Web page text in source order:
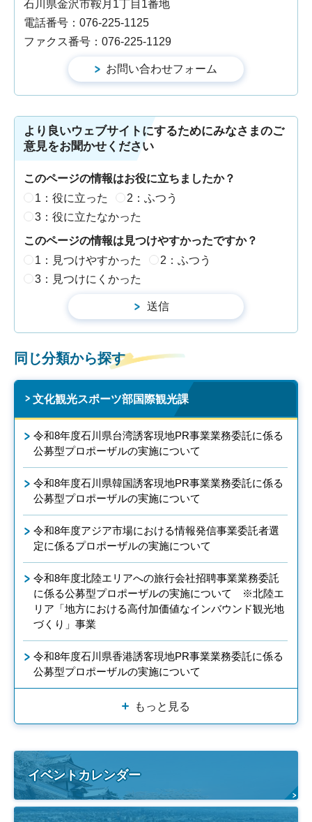
石川県金沢市鞍月1丁目1番地
電話番号：076-225-1125
ファクス番号：076-225-1129
より良いウェブサイトにするためにみなさまのご
意見をお聞かせください
このページの情報はお役に立ちましたか？
1：役に立った
2：ふつう
3：役に立たなかった
このページの情報は見つけやすかったですか？
1：見つけやすかった
2：ふつう
3：見つけにくかった
同じ分類から探す
文化観光スポーツ部国際観光課
令和8年度石川県台湾誘客現地PR事業業務委託に係る
公募型プロポーザルの実施について
令和8年度石川県韓国誘客現地PR事業業務委託に係る
公募型プロポーザルの実施について
令和8年度アジア市場における情報発信事業委託者選
定に係るプロポーザルの実施について
令和8年度北陸エリアへの旅行会社招聘事業業務委託
に係る公募型プロポーザルの実施について ※北陸エ
リア「地方における高付加価値なインバウンド観光地
づくり」事業
令和8年度石川県香港誘客現地PR事業業務委託に係る
公募型プロポーザルの実施について
もっと見る
イベントカレンダー